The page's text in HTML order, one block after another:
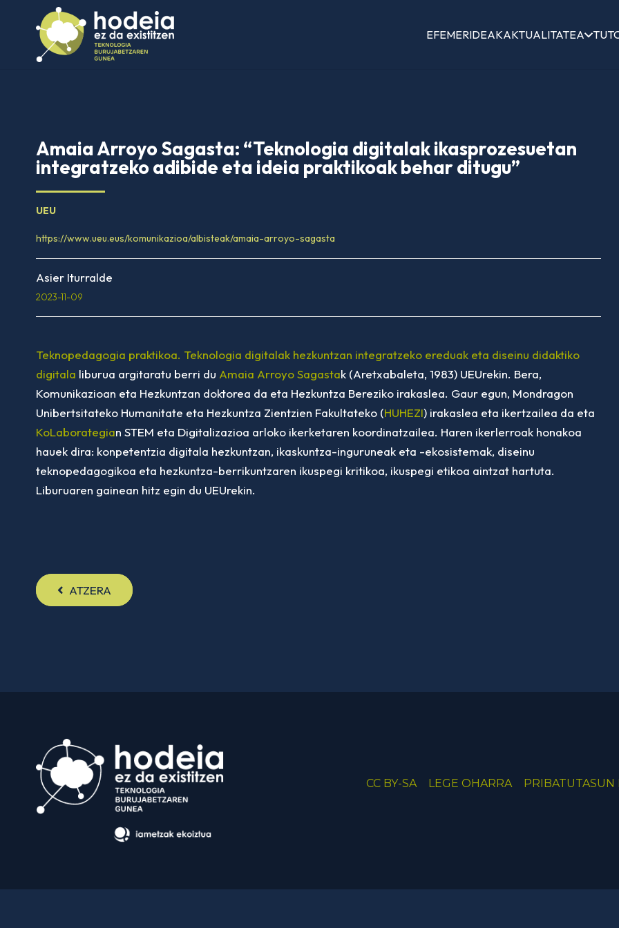
EFEMERIDEAKAKTUALITATEA
Amaia Arroyo Sagasta: “Teknologia digitalak ikasprozesuetan
integratzeko adibide eta ideia praktikoak behar ditugu”
UEU
https://www.ueu.eus/komunikazioa/albisteak/amaia-arroyo-sagasta
Asier Iturralde
2023-11-09
Teknopedagogia praktikoa. Teknologia digitalak hezkuntzan integratzeko ereduak eta diseinu didaktiko
digitala liburua argitaratu berri du Amaia Arroyo Sagastak (Aretxabaleta, 1983) UEUrekin. Bera,
Komunikazioan eta Hezkuntzan doktorea da eta Hezkuntza Bereziko irakaslea. Gaur egun, Mondragon
Unibertsitateko Humanitate eta Hezkuntza Zientzien Fakultateko (HUHEZI) irakaslea eta ikertzailea da eta
KoLaborategian STEM eta Digitalizazioa arloko ikerketaren koordinatzailea. Haren ikerlerroak honakoa
hauek dira: konpetentzia digitala hezkuntzan, ikaskuntza-inguruneak eta -ekosistemak, diseinu
teknopedagogikoa eta hezkuntza-berrikuntzaren ikuspegi kritikoa, ikuspegi etikoa aintzat hartuta.
Liburuaren gainean hitz egin du UEUrekin.
ATZERA
CC BY-SA LEGE OHARRA